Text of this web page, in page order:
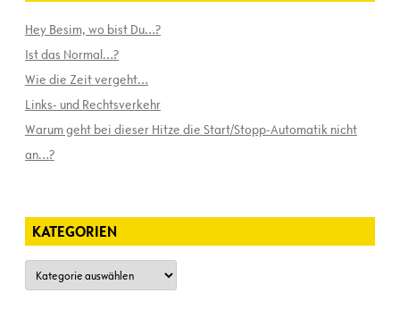
Hey Besim, wo bist Du…?
Ist das Normal…?
Wie die Zeit vergeht…
Links- und Rechtsverkehr
Warum geht bei dieser Hitze die Start/Stopp-Automatik nicht
an…?
KATEGORIEN
Kategorien